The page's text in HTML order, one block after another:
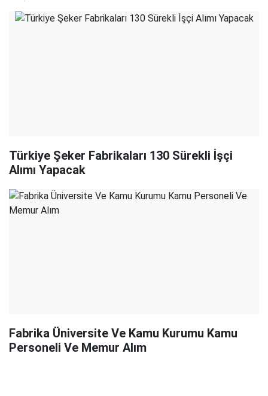
Türkiye Şeker Fabrikaları 130 Sürekli İşçi
Alımı Yapacak
Fabrika Üniversite Ve Kamu Kurumu Kamu
Personeli Ve Memur Alım